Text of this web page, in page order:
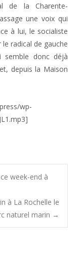
de la Charente-
une voix qui
à lui, le socialiste
radical de gauche
semble donc déjà
depuis la Maison
wp-
week-end à
à La Rochelle le
naturel marin →